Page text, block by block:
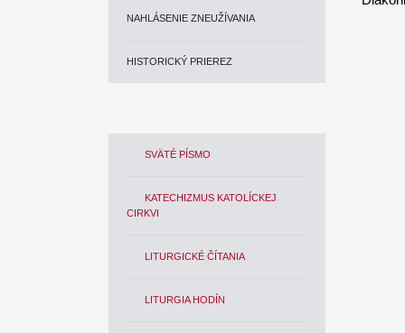
NAHLÁSENIE ZNEUŽÍVANIA
HISTORICKÝ PRIEREZ
SVÄTÉ PÍSMO
KATECHIZMUS KATOLÍCKEJ
CIRKVI
LITURGICKÉ ČÍTANIA
LITURGIA HODÍN